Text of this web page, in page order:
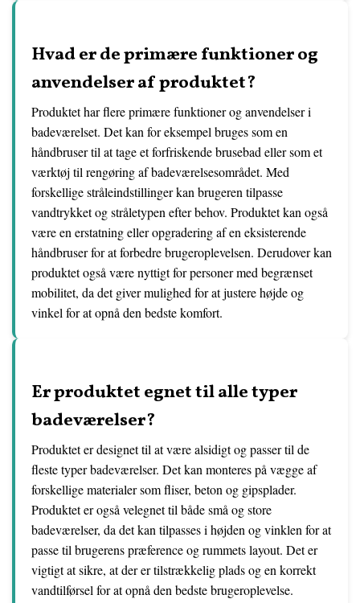
Hvad er de primære funktioner og
anvendelser af produktet?
Produktet har flere primære funktioner og anvendelser i
badeværelset. Det kan for eksempel bruges som en
håndbruser til at tage et forfriskende brusebad eller som et
værktøj til rengøring af badeværelsesområdet. Med
forskellige stråleindstillinger kan brugeren tilpasse
vandtrykket og stråletypen efter behov. Produktet kan også
være en erstatning eller opgradering af en eksisterende
håndbruser for at forbedre brugeroplevelsen. Derudover kan
produktet også være nyttigt for personer med begrænset
mobilitet, da det giver mulighed for at justere højde og
vinkel for at opnå den bedste komfort.
Er produktet egnet til alle typer
badeværelser?
Produktet er designet til at være alsidigt og passer til de
fleste typer badeværelser. Det kan monteres på vægge af
forskellige materialer som fliser, beton og gipsplader.
Produktet er også velegnet til både små og store
badeværelser, da det kan tilpasses i højden og vinklen for at
passe til brugerens præference og rummets layout. Det er
vigtigt at sikre, at der er tilstrækkelig plads og en korrekt
vandtilførsel for at opnå den bedste brugeroplevelse.